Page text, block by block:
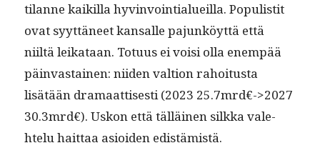
tilanne kaikil­la hyv­in­voin­tialueil­la. Pop­ulis­tit
ovat syyt­täneet kansalle pajunköyt­tä että
niiltä leikataan. Totu­us ei voisi olla enem­pää
päin­vas­tainen: niiden val­tion rahoi­tus­ta
lisätään dra­maat­tis­es­ti (2023 25.7mrd€->2027
30.3mrd€). Uskon että täl­läi­nen silk­ka vale­
htelu hait­taa asioiden edistämistä.